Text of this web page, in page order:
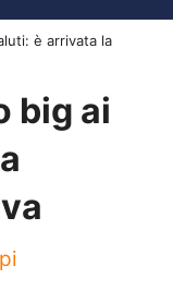
è arrivata la
big ai